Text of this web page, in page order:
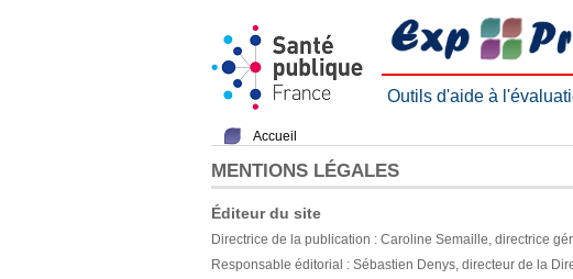
Outils d'aide à
Accueil
MENTIONS LÉGALES
Éditeur du site
Directrice de la publication : Caroline Semaille, directrice
Responsable éditorial : Sébastien Denys, directeur de la